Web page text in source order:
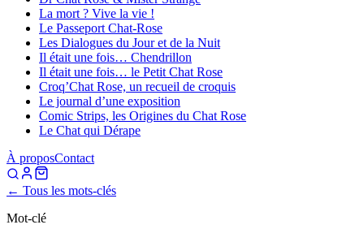
La mort ? Vive la vie !
Le Passeport Chat-Rose
Les Dialogues du Jour et de la Nuit
Il était une fois… Chendrillon
Il était une fois… le Petit Chat Rose
Croq’Chat Rose, un recueil de croquis
Le journal d’une exposition
Comic Strips, les Origines du Chat Rose
Le Chat qui Dérape
À proposContact
← Tous les mots-clés
Mot-clé